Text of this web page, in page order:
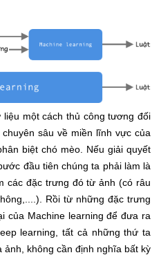
một cách thủ công tương đối
sâu về miền lĩnh vực của
biệt chó mèo. Nếu giải quyết
đầu tiên chúng ta phải làm là
các đặc trưng đó từ ảnh (có râu
Rồi từ những đặc trưng
của Machine learning để đưa ra
learning, tất cả những thứ ta
ảnh, không cần định nghĩa bất kỳ